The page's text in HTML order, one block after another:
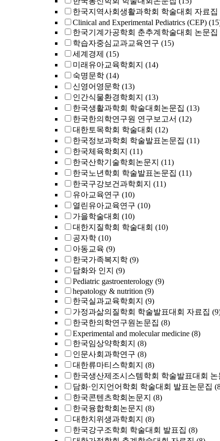
한국지역사회생활과학회 학술대회 자료집
Clinical and Experimental Pediatrics (CEP)
한국기계가공학회 춘추계학술대회 논문집
학습자중심교과교육연구 (15)
세계경제 (15)
미래유아교육학회지 (14)
숙명문학 (14)
신영어영문학 (13)
인간식물환경학회지 (13)
한국생활과학회 학술대회논문집 (13)
한국한의학연구원 연구보고서 (12)
대한토목학회 학술대회 (12)
한국정보과학회 학술발표논문집 (11)
한국체육학회지 (11)
한국산학기술학회논문지 (11)
한국노년학회 학술발표논문집 (11)
한국구강보건과학회지 (11)
유아교육연구 (10)
열린유아교육연구 (10)
가을학술대회 (10)
대한지질학회 학술대회 (10)
공자학 (10)
아동교육 (9)
한국가족복지학 (9)
담화와 인지 (9)
Pediatric gastroenterology (9)
hepatology & nutrition (9)
한국실과교육학회지 (9)
가정과삶의질학회 학술발표대회 자료집
한국한의학연구원논문집 (8)
Experimental and molecular medicine (8)
한국임상약학회지 (8)
인문사회과학연구 (8)
대한류마티스학회지 (8)
한국생산제조시스템학회 학술발표대회 논
담화·인지언어학회 학술대회 발표논문집
한국콘텐츠학회논문지 (8)
한국융합학회논문지 (8)
대한치위생과학회지 (8)
한국강구조학회 학술대회 발표집 (8)